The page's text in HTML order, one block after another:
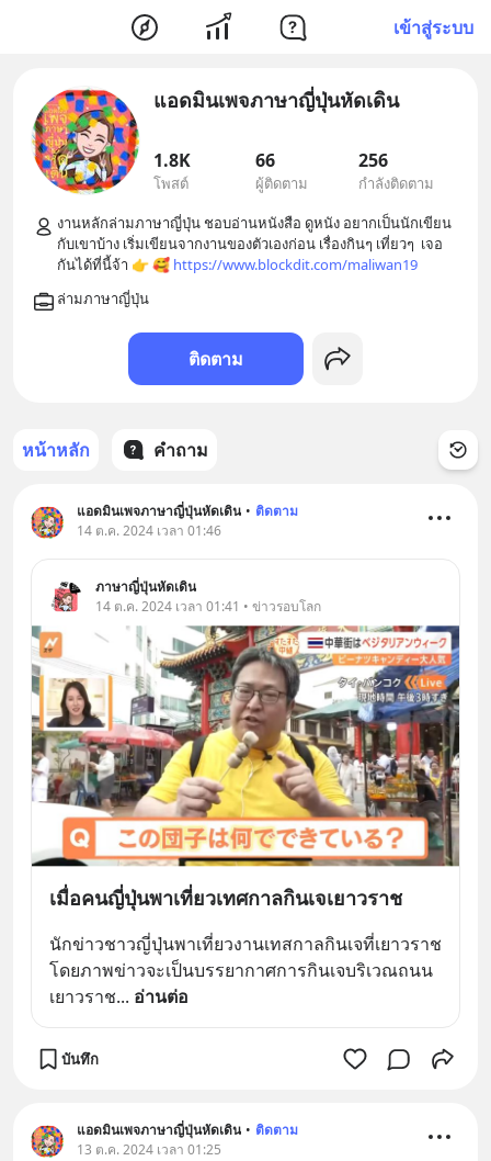
เข้าสู่ระบบ
แอดมินเพจภาษาญี่ปุ่นหัดเดิน
1.8K
โพสต์
66
ผู้ติดตาม
256
กำลังติดตาม
งานหลักล่ามภาษาญี่ปุ่น ชอบอ่านหนังสือ ดูหนัง อยากเป็นนักเขียน
กับเขาบ้าง เริ่มเขียนจากงานของตัวเองก่อน เรื่องกินๆ เที่ยวๆ  เจอ
กันได้ที่นี้จ้า 👉 🥰 https://www.blockdit.com/maliwan19
ติดตาม
หน้าหลัก คำถาม
แอดมินเพจภาษาญี่ปุ่นหัดเดิน • ติดตาม
14 ต.ค. 2024 เวลา 01:46
ภาษาญี่ปุ่นหัดเดิน
14 ต.ค. 2024 เวลา 01:41 • ข่าวรอบโลก
เมื่อคนญี่ปุ่นพาเที่ยวเทศกาลกินเจเยาวราช
นักข่าวชาวญี่ปุ่นพาเที่ยวงานเทสกาลกินเจที่เยาวราช
โดยภาพข่าวจะเป็นบรรยากาศการกินเจบริเวณถนน
เยาวราช... อ่านต่อ
บันทึก
แอดมินเพจภาษาญี่ปุ่นหัดเดิน • ติดตาม
13 ต.ค. 2024 เวลา 01:25